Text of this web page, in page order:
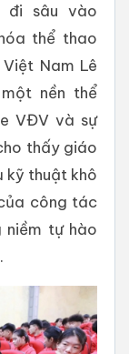
đi sâu vào
thể thao
Nam Lê
nền thể
VĐV và sự
thấy giáo
kỹ thuật khô
công tác
tự hào